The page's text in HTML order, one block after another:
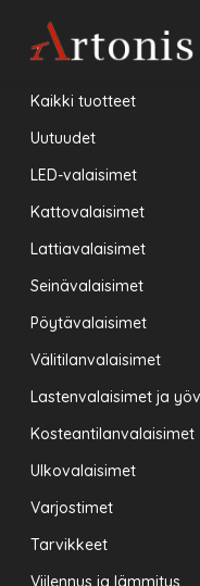
Kaikki tuotteet
Uutuudet
LED-valaisimet
Kattovalaisimet
Lattiavalaisimet
Seinävalaisimet
Pöytävalaisimet
Välitilanvalaisimet
Lastenvalaisimet ja
Kosteantilanvalaisimet
Ulkovalaisimet
Varjostimet
Tarvikkeet
Viilennus ja lämmitys